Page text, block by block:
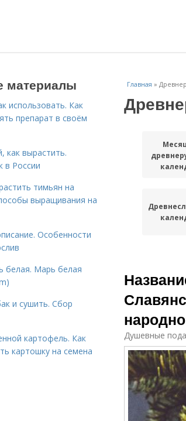
Главная »
Душевные
материалы
использовать. Как
препарат в своём
как вырастить.
в России
тимьян на
выращивания на
Особенности
Марь белая
и сушить. Сбор
картофель. Как
картошку на семена